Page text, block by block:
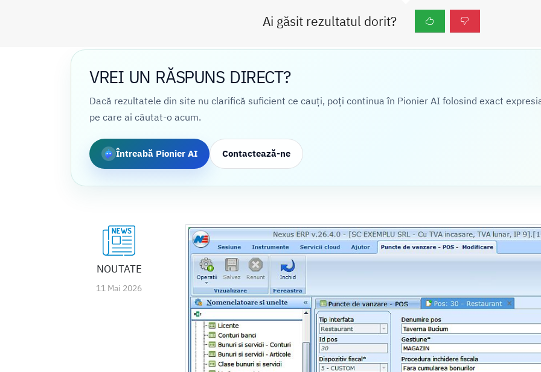
Ai găsit rezultatul dorit?
VREI UN RĂSPUNS DIRECT?
Dacă rezultatele din site nu clarifică suficient ce cauți, poți continua în Pionier AI folosind exact
pe care ai căutat-o acum.
Întreabă Pionier AI Contactează-ne
NOUTATE
11 Mai 2026